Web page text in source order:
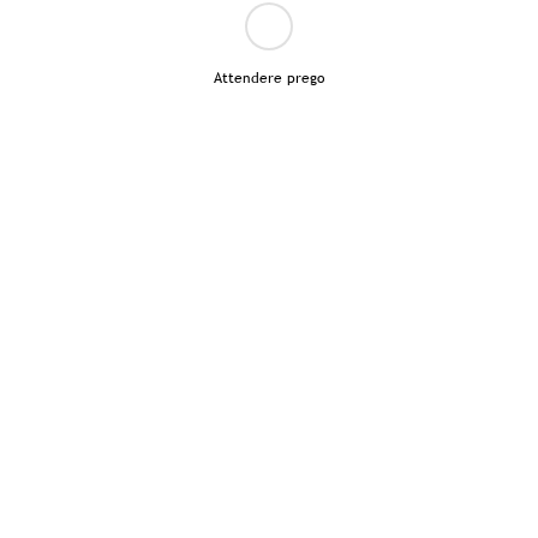
Attendere prego